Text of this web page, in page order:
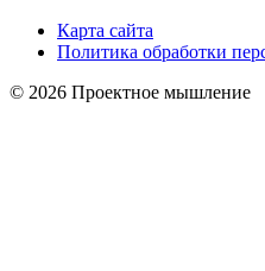
Карта сайта
Политика обработки
© 2026 Проектное мышление